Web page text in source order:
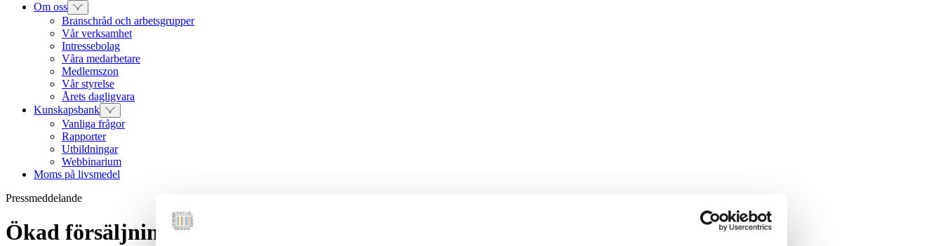
Om oss
Branschråd och arbetsgrupper
Vår verksamhet
Intressebolag
Våra medarbetare
Medlemszon
Vår styrelse
Årets dagligvara
Kunskapsbank
Vanliga frågor
Rapporter
Utbildningar
Webbinarium
Moms på livsmedel
Pressmeddelande
Ökad försäljning i dagligvaruhandeln under årets första sommarmånad